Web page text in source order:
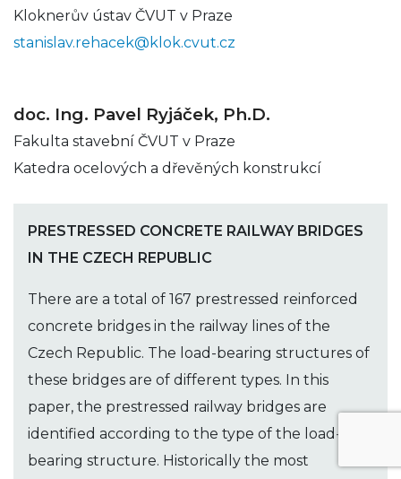
Kloknerův ústav ČVUT v Praze
stanislav.rehacek@klok.cvut.cz
doc. Ing. Pavel Ryjáček, Ph.D.
Fakulta stavební ČVUT v Praze
Katedra ocelových a dřevěných konstrukcí
PRESTRESSED CONCRETE RAILWAY BRIDGES
IN THE CZECH REPUBLIC
There are a total of 167 prestressed reinforced
concrete bridges in the railway lines of the
Czech Republic. The load-bearing structures of
these bridges are of different types. In this
paper, the prestressed railway bridges are
identified according to the type of the load-
bearing structure. Historically the most